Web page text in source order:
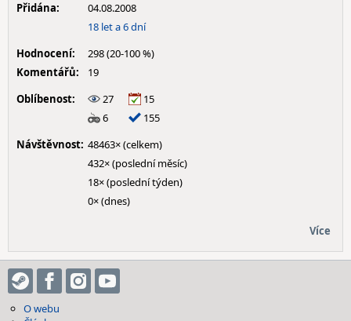
Přidána:
04.08.2008
18 let a 6 dní
Hodnocení:
298 (20-100 %)
Komentářů:
19
Oblíbenost:
27
15
6
155
Návštěvnost: 48463× (celkem)
432× (poslední měsíc)
18× (poslední týden)
0× (dnes)
Více
O webu